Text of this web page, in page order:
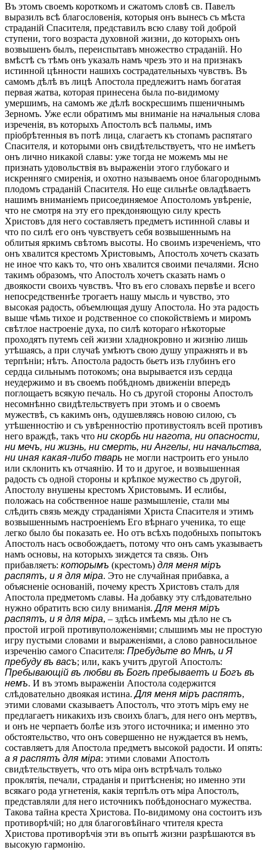
Въ этомъ своемъ короткомъ и сжатомъ словѣ св. Павелъ
выразилъ всѣ благословенія, которыя онъ вынесъ съ мѣста
страданій Спасителя, представилъ всю славу той доброй
ступени, того возраста духовной жизни, до которыхъ онъ
возвышенъ былъ, переиспытавъ множество страданій. Но
вмѣстѣ съ тѣмъ онъ указалъ намъ чрезъ это и на признакъ
истинной цѣнности нашихъ сострадательныхъ чувствъ. Въ
самомъ дѣлѣ въ лицѣ Апостола предлежитъ намъ богатая
первая жатва, которая принесена была по-видимому
умершимъ, на самомъ же дѣлѣ воскресшимъ пшеничнымъ
Зерномъ. Уже если обратимъ мы вниманіе на начальныя слова
изреченія, въ которыхъ Апостолъ всѣ пальмы, имъ
пріобрѣтенныя въ потѣ лица, слагаетъ къ стопамъ распятаго
Спасителя, и которыми онъ свидѣтельствуетъ, что не имѣетъ
онъ лично никакой славы: уже тогда не можемъ мы не
признать удовольствія въ выраженіи этого глубокаго и
искренняго смиренія, и охотно называемъ оное благороднымъ
плодомъ страданій Спасителя. Но еще сильнѣе овладѣваетъ
нашимъ вниманіемъ присоединяемое Апостоломъ увѣреніе,
что не смотря на эту его прекдоняющую силу кресть
Христовъ для него составляетъ предметъ истинной славы и
что по силѣ его онъ чувствуетъ себя возвышеннымъ на
облитыя яркимъ свѣтомъ высоты. Но своимъ изреченіемъ, что
онъ хвалится крестомъ Христовымъ, Апостолъ хочетъ сказать
не иное что какъ то, что онъ хвалится своими печалями. Ясно
такимъ образомъ, что Апостолъ хочетъ сказать намъ о
двоякости своихъ чувствъ. Что въ его словахъ первѣе и всего
непосредственнѣе трогаетъ нашу мысль и чувство, это
высокая радость, объемлющая душу Апостола. Но эта радость
выше чѣмь тихое и родственное со спокойствіемъ и миромъ
свѣтлое настроеніе духа, по силѣ котораго нѣкоторые
проходятъ путемъ сей жизни хладнокровно и жизнію лишь
утѣшаясь, а при случаѣ умѣютъ свою душу упражнять и въ
терпѣніи; нѣтъ. Апостола радость бьетъ изъ глубинъ его
сердца сильнымъ потокомъ; она вырывается изъ сердца
неудержимо и въ своемъ побѣдномъ движеніи впередъ
поглощаетъ всякую печаль. Но съ другой стороны Апостолъ
несомнѣнно свидѣтельствуетъ при этомъ и о своемъ
мужествѣ, съ какимъ онъ, одушевляясь новою силою, съ
утѣшенностію и съ увѣренностію противустоялъ всей противъ
него враждѣ, такъ что ни скорбь ни нагота, ни опасности,
ни мечъ, ни жизнь, ни смерть, ни Ангелы, ни начальства,
ни иная какая-либо тварь не могли настроить его уныло
или склонить къ отчаянію. И то и другое, и возвышенная
радость съ одной стороны и крѣпкое мужество съ другой,
Апостолу внушены крестомъ Христовымъ. И еслибы,
положась на собственное наше размышленіе, стали мы
слѣдить связь между страданіями Христа Спасителя и этимъ
возвышеннымъ настроеніемъ Его вѣрнаго ученика, то еще
легко было бы показать ее. Но отъ всѣхъ подобныхъ попытокъ
Апостолъ насъ освобождаетъ, потому что онъ самъ указываетъ
намъ основы, на которыхъ зиждется та связь. Онъ
прибавляетъ: которымъ (крестомъ) для меня міръ
распятъ, и я для міра. Это не случайная прибавка, а
объясненіе основаній, почему крестъ Христовъ сталъ для
Апостола предметомъ славы. На добавку эту слѣдовательно
нужно обратить всю силу вниманія.Для меня міръ
распятъ, и я для міра, – здѣсь имѣемъ мы дѣло не съ
простой игрой противуположеніями; слышимъ мы не простую
игру пустыми словами и выраженіями, а слово равносильное
изреченію самого Спасителя: Пребудьте во Мнѣ, и Я
пребуду въ васъ; или, какъ учитъ другой Апостолъ:
Пребывающій въ любви въ Богѣ пребываетъ и Богъ въ
немъ. И въ этомъ выраженіи Апостола содержится
слѣдовательно двоякая истина.Для меня міръ распятъ,
этими словами сказываетъ Апостолъ, что этотъ міръ ему не
предлагаетъ никакихъ изъ своихъ благъ, для него онъ мертвъ,
и онъ не черпаетъ болѣе изъ этого источника; и именно это
обстоятельство, что онъ совершенно не нуждается въ немъ,
составляетъ для Апостола предметъ высокой радости. И опять:
а я распятъ для міра: этими словами Апостолъ
свидѣтельствуетъ, что отъ міра онъ встрѣчалъ только
проклятія, печали, страданія и притѣсненія; но именно эти
всякаго рода угнетенія, какія терпѣлъ отъ міра Апостолъ,
представляли для него источникъ побѣдоноснаго мужества.
Такова тайна креста Христова. По-видимому она состоитъ изъ
противорѣчій; но для благоговѣйнаго чтителя креста
Христова противорѣчія эти въ опытѣ жизни разрѣшаются въ
высокую гармонію.